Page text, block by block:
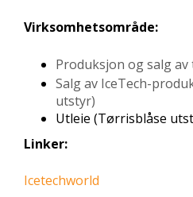
Virksomhetsområde:
Produksjon og salg
Salg av IceTech-
utstyr)
Utleie (Tørrisblåse
Linker:
Icetechworld